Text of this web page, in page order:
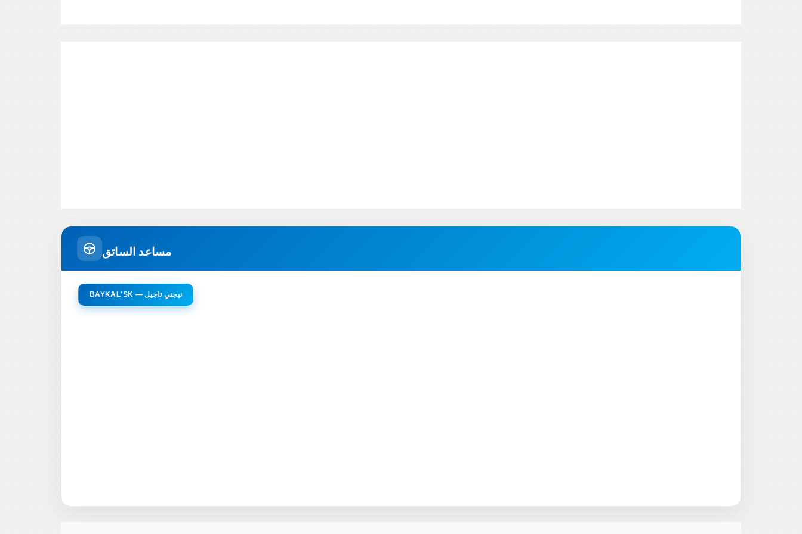
مساعد السائق
BAYKAL'SK — نيجني تاجيل